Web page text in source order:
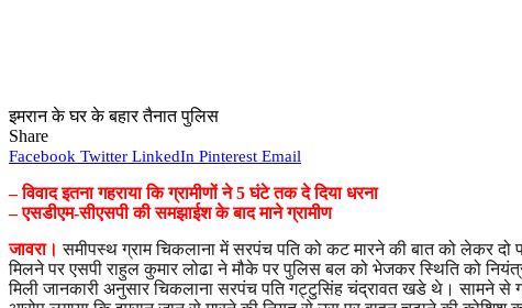
इमरान के घर के बहार तैनात पुलिस
Share
Facebook Twitter LinkedIn Pinterest Email
– विवाद इतना गहराया कि ग्रामीणों ने 5 घंटे तक दे दिया धरना
– एसडीएम-सीएसपी की समझाईश के बाद माने ग्रामीण
जावरा। समीपस्थ ग्राम चिकलाना में सरपंच पति को कट मारने की बात को लेकर दो
मिलने पर एसपी राहुल कुमार लोढा ने मौके पर पुलिस बल को भेजकर स्थिति को
मिली जानकारी अनुसार चिकलाना सरपंच पति गट्टुसिंह चंद्रावत खडे थे। सामने